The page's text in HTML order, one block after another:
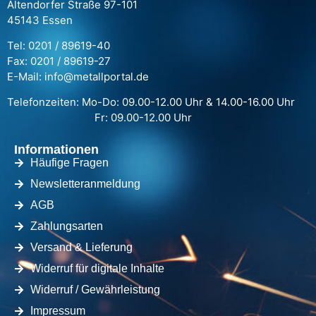
Altendorfer Straße 97-101
45143 Essen
Tel: 0201 / 89619-40
Fax: 0201 / 89619-27
E-Mail: info@metallportal.de
Telefonzeiten: Mo-Do: 09.00-12.00 Uhr & 14.00-16.00 Uhr
Fr: 09.00-12.00 Uhr
Informationen
Häufige Fragen
Newsletteranmeldung
AGB
Zahlungsarten
Versand & Lieferung
Widerruf für digitale Inhalte
Widerruf / Gewährleistung
Impressum